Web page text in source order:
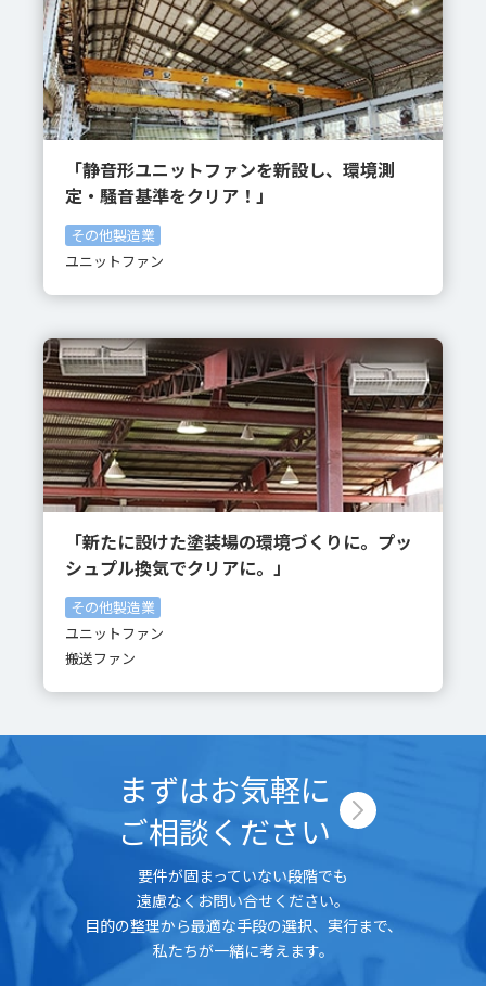
「静音形ユニットファンを新設し、環境測
定・騒音基準をクリア！」
その他製造業
ユニットファン
「新たに設けた塗装場の環境づくりに。プッ
シュプル換気でクリアに。」
その他製造業
ユニットファン
搬送ファン
まずはお気軽に
ご相談ください
要件が固まっていない段階でも
遠慮なくお問い合せください。
目的の整理から最適な手段の選択、実行まで、
私たちが一緒に考えます。